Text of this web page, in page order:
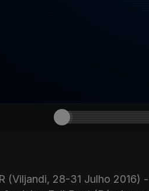
(Viljandi, 28-31 Julho 2016)